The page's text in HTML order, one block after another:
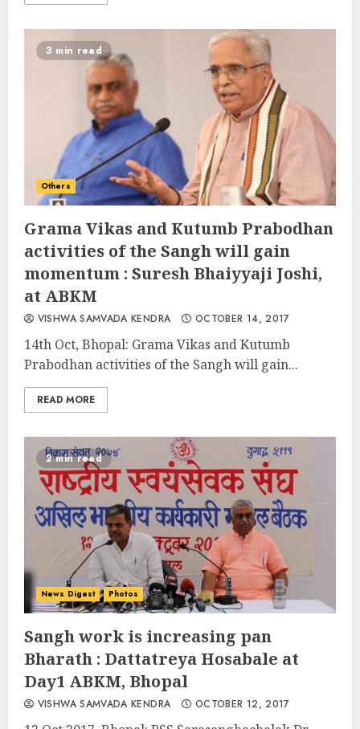
3 min read
Others
Grama Vikas and Kutumb Prabodhan
activities of the Sangh will gain
momentum : Suresh Bhaiyyaji Joshi,
at ABKM
VISHWA SAMVADA KENDRA OCTOBER 14, 2017
14th Oct, Bhopal: Grama Vikas and Kutumb
Prabodhan activities of the Sangh will gain...
READ MORE
2 min read
News Digest Photos
Sangh work is increasing pan
Bharath : Dattatreya Hosabale at
Day1 ABKM, Bhopal
VISHWA SAMVADA KENDRA OCTOBER 12, 2017